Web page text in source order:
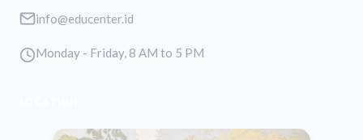
info@educenter.id
Monday - Friday, 8 AM to 5 PM